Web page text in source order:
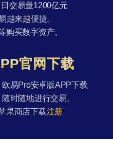
交易量1200亿元
越来越便捷。
购买数字资产。
官网下载
易Pro安卓版APP下载
时随地进行交易。
果商店下载注册